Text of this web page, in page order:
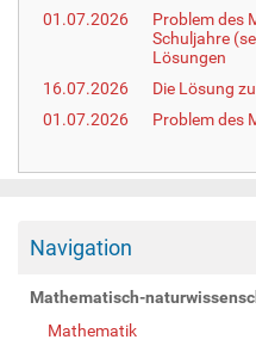
01.07.2026
Problem des
Schuljahre
Lösungen
16.07.2026
Die Lösung
01.07.2026
Problem des
Navigation
Mathematisch-
Mathematik